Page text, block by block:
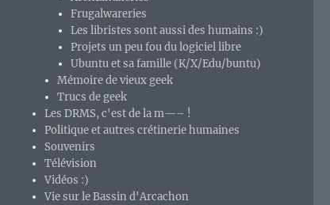
Frugalwareries
Les libristes sont aussi des humains :)
Projets un peu fou du logiciel libre
Ubuntu et sa famille (K/X/Edu/buntu)
Mémoire de vieux geek
Trucs de geek
Les DRMS, c'est de la m—– !
Politique et autres crétinerie humaines
Souvenirs
Télévision
Vidéos :)
Vie sur le Bassin d'Arcachon